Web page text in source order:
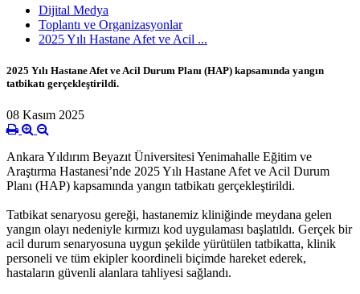
Dijital Medya
Toplantı ve Organizasyonlar
2025 Yılı Hastane Afet ve Acil ...
2025 Yılı Hastane Afet ve Acil Durum Planı (HAP) kapsamında yangın
tatbikatı gerçekleştirildi.
08 Kasım 2025
Ankara Yıldırım Beyazıt Üniversitesi Yenimahalle Eğitim ve
Araştırma Hastanesi’nde 2025 Yılı Hastane Afet ve Acil Durum
Planı (HAP) kapsamında yangın tatbikatı gerçekleştirildi.
Tatbikat senaryosu gereği, hastanemiz kliniğinde meydana gelen
yangın olayı nedeniyle kırmızı kod uygulaması başlatıldı. Gerçek bir
acil durum senaryosuna uygun şekilde yürütülen tatbikatta, klinik
personeli ve tüm ekipler koordineli biçimde hareket ederek,
hastaların güvenli alanlara tahliyesi sağlandı.